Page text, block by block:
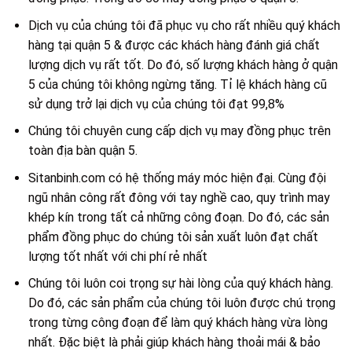
Dịch vụ của chúng tôi đã phục vụ cho rất nhiều quý khách
hàng tại quận 5 & được các khách hàng đánh giá chất
lượng dịch vụ rất tốt. Do đó, số lượng khách hàng ở quận
5 của chúng tôi không ngừng tăng. Tỉ lệ khách hàng cũ
sử dụng trở lại dịch vụ của chúng tôi đạt 99,8%
Chúng tôi chuyên cung cấp dịch vụ may đồng phục trên
toàn địa bàn quận 5.
Sitanbinh.com có hệ thống máy móc hiện đại. Cùng đội
ngũ nhân công rất đông với tay nghề cao, quy trình may
khép kín trong tất cả những công đoạn. Do đó, các sản
phẩm đồng phục do chúng tôi sản xuất luôn đạt chất
lượng tốt nhất với chi phí rẻ nhất
Chúng tôi luôn coi trọng sự hài lòng của quý khách hàng.
Do đó, các sản phẩm của chúng tôi luôn được chú trọng
trong từng công đoạn để làm quý khách hàng vừa lòng
nhất. Đặc biệt là phải giúp khách hàng thoải mái & bảo